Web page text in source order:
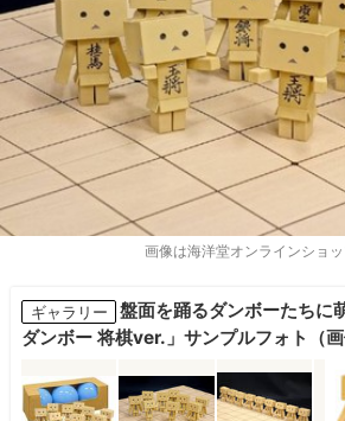
画像は海洋堂オンラインショッ
ギャラリー
盤面を踊るダンボーたちに
ダンボー 将棋ver.」サンプルフォト（画